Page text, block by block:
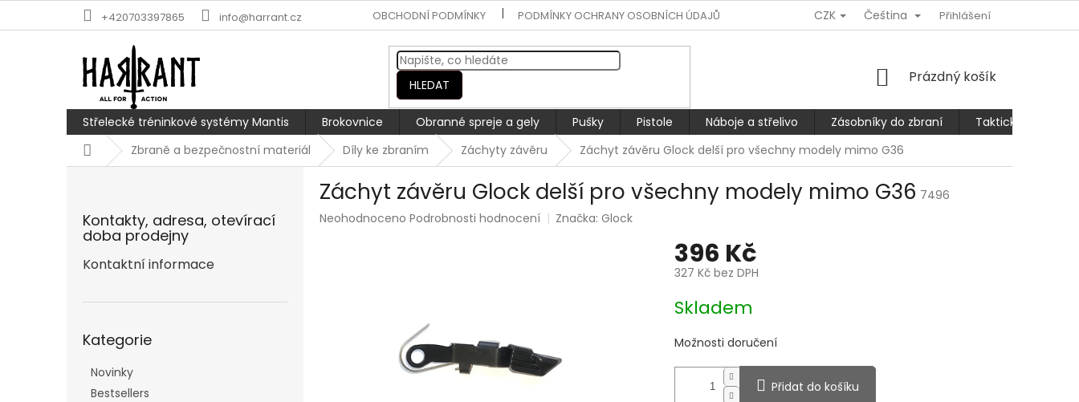
+420703397865 info@harrant.cz OBCHODNÍ PODMÍNKY PODMÍNKY OCHRANY OSOBNÍCH ÚDAJŮ REKLAMACE NEBO VRÁCENÍ/VÝMĚNA ZBOŽÍ
CZK Čeština Přihlášení
HLEDAT
NÁKUPNÍ
Prázdný košík
Střelecké tréninkové systémy Mantis Brokovnice Obranné spreje a gely Pušky Pistole Náboje a střelivo Zásobníky do zbraní
Taktické kalhoty
DomůZbraně a bezpečnostní materiál Díly ke zbraním Záchyty závěru Záchyt závěru Glock delší pro všechny modely mimo G36
Kontakty, adresa, otevírací
doba prodejny
Kontaktní informace
kategorie
Kategorie
Novinky
Bestsellers
Záchyt závěru Glock delší pro všechny modely mimo G36 7496
Průměrné
Neohodnoceno Podrobnosti hodnocení Značka:Glock
396 Kč
327 Kč bez DPH
cena:
Skladem
Možnosti doručení
Přidat do košíku